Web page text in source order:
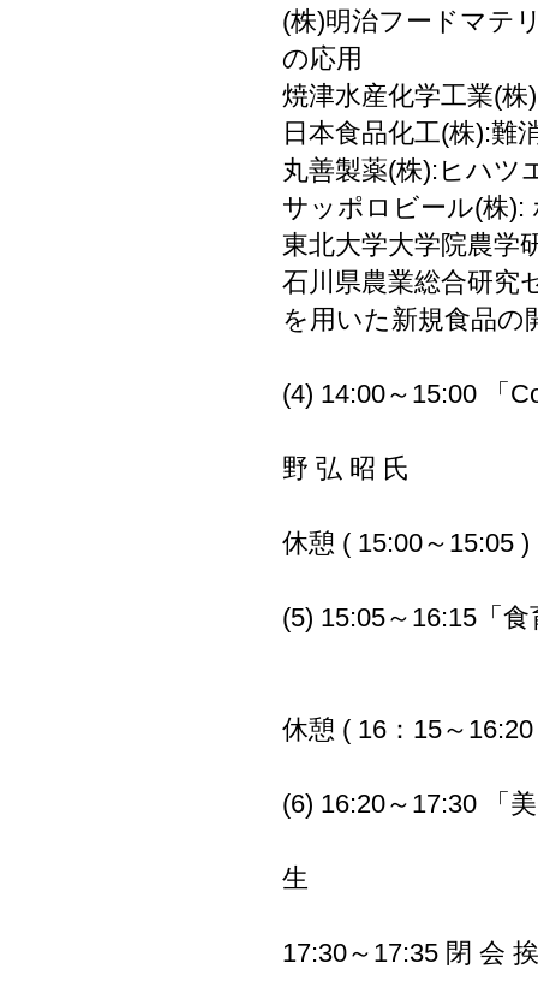
(株)明治フードマテ
の応用
焼津水産化学工業(
日本食品化工(株):難
丸善製薬(株):ヒハツ
サッポロビール(株
東北大学大学院農学
石川県農業総合研究
を用いた新規食品
(4) 14:00～15:00 「
野 弘 昭 氏
休憩 ( 15:00～15:05 )
(5) 15:05～16:15「
休憩 ( 16：15～
(6) 16:20～17:30 「
生
17:30～17:35 閉 会